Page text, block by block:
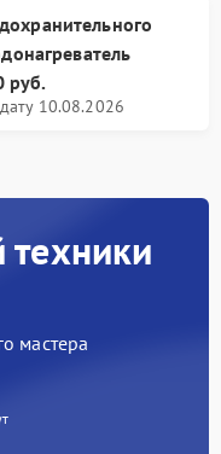
руб.
10.08.2026
мастера